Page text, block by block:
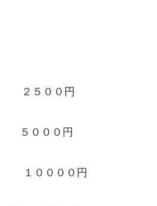
５００円
０００円
００００円